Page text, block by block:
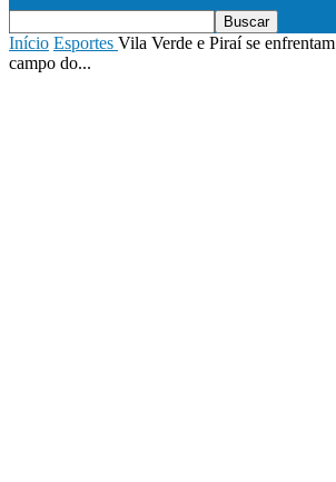
Início Esportes Vila Verde e Piraí se
campo do...